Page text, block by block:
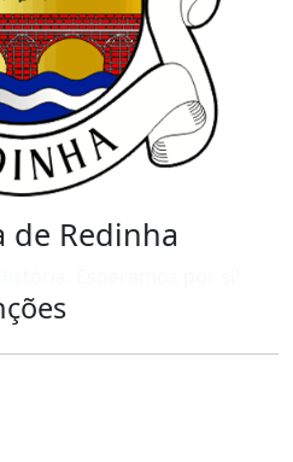
de Redinha